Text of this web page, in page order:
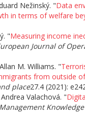
Nežinský. "Data
in terms of welfare
"Measuring income
Journal of
M. Williams. "
from outside
place27.4 (2021):
Valachová. "